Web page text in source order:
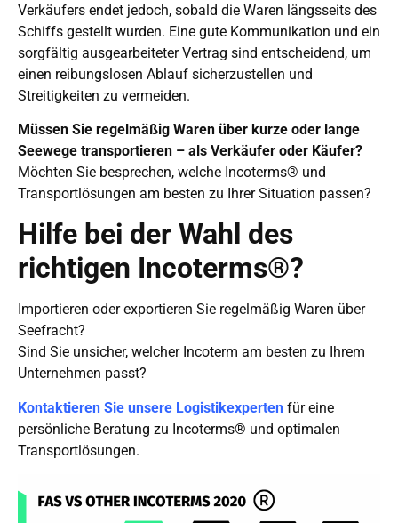
Verkäufers endet jedoch, sobald die Waren längsseits des
Schiffs gestellt wurden. Eine gute Kommunikation und ein
sorgfältig ausgearbeiteter Vertrag sind entscheidend, um
einen reibungslosen Ablauf sicherzustellen und
Streitigkeiten zu vermeiden.
Müssen Sie regelmäßig Waren über kurze oder lange
Seewege transportieren – als Verkäufer oder Käufer?
Möchten Sie besprechen, welche Incoterms® und
Transportlösungen am besten zu Ihrer Situation passen?
Hilfe bei der Wahl des
richtigen Incoterms®?
Importieren oder exportieren Sie regelmäßig Waren über
Seefracht?
Sind Sie unsicher, welcher Incoterm am besten zu Ihrem
Unternehmen passt?
Kontaktieren Sie unsere Logistikexperten für eine
persönliche Beratung zu Incoterms® und optimalen
Transportlösungen.